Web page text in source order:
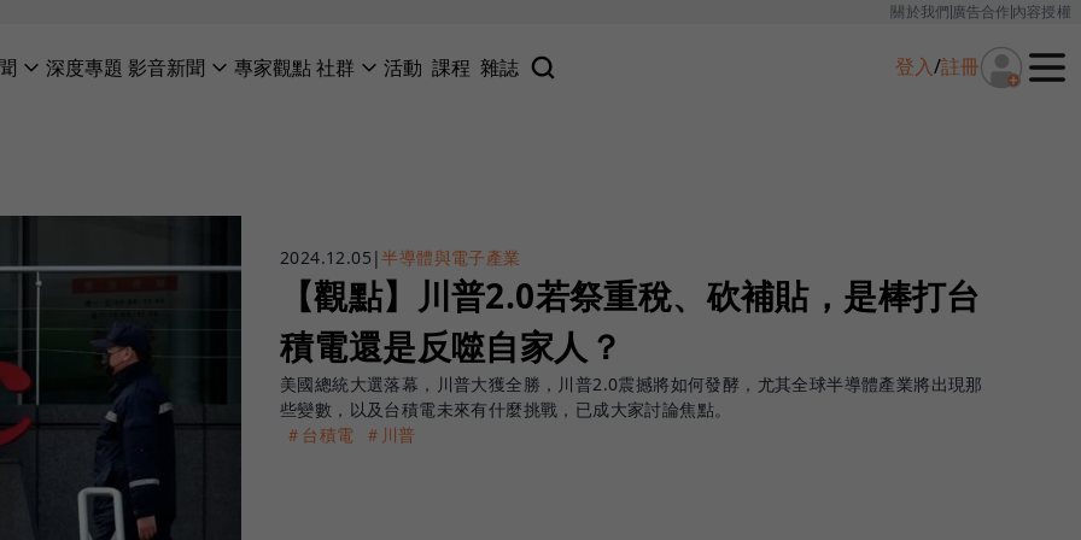
關於我們廣告合作內容授權
深度專題 影音新聞 專家觀點社群 活動 課程 雜誌 登入/註冊
2024.12.05 |半導體與電子產業
【觀點】川普2.0若祭重稅、砍補貼，是棒打台
積電還是反噬自家人？
美國總統大選落幕，川普大獲全勝，川普2.0震撼將如何發酵，尤其全球半導體產業將出現那
些變數，以及台積電未來有什麼挑戰，已成大家討論焦點。
＃台積電
＃川普